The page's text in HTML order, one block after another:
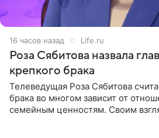
16 часов назад Life.ru
Роза Сябитова назвала
крепкого брака
Телеведущая Роза Сябитова
брака во многом зависит от
семейным ценностям. Своим